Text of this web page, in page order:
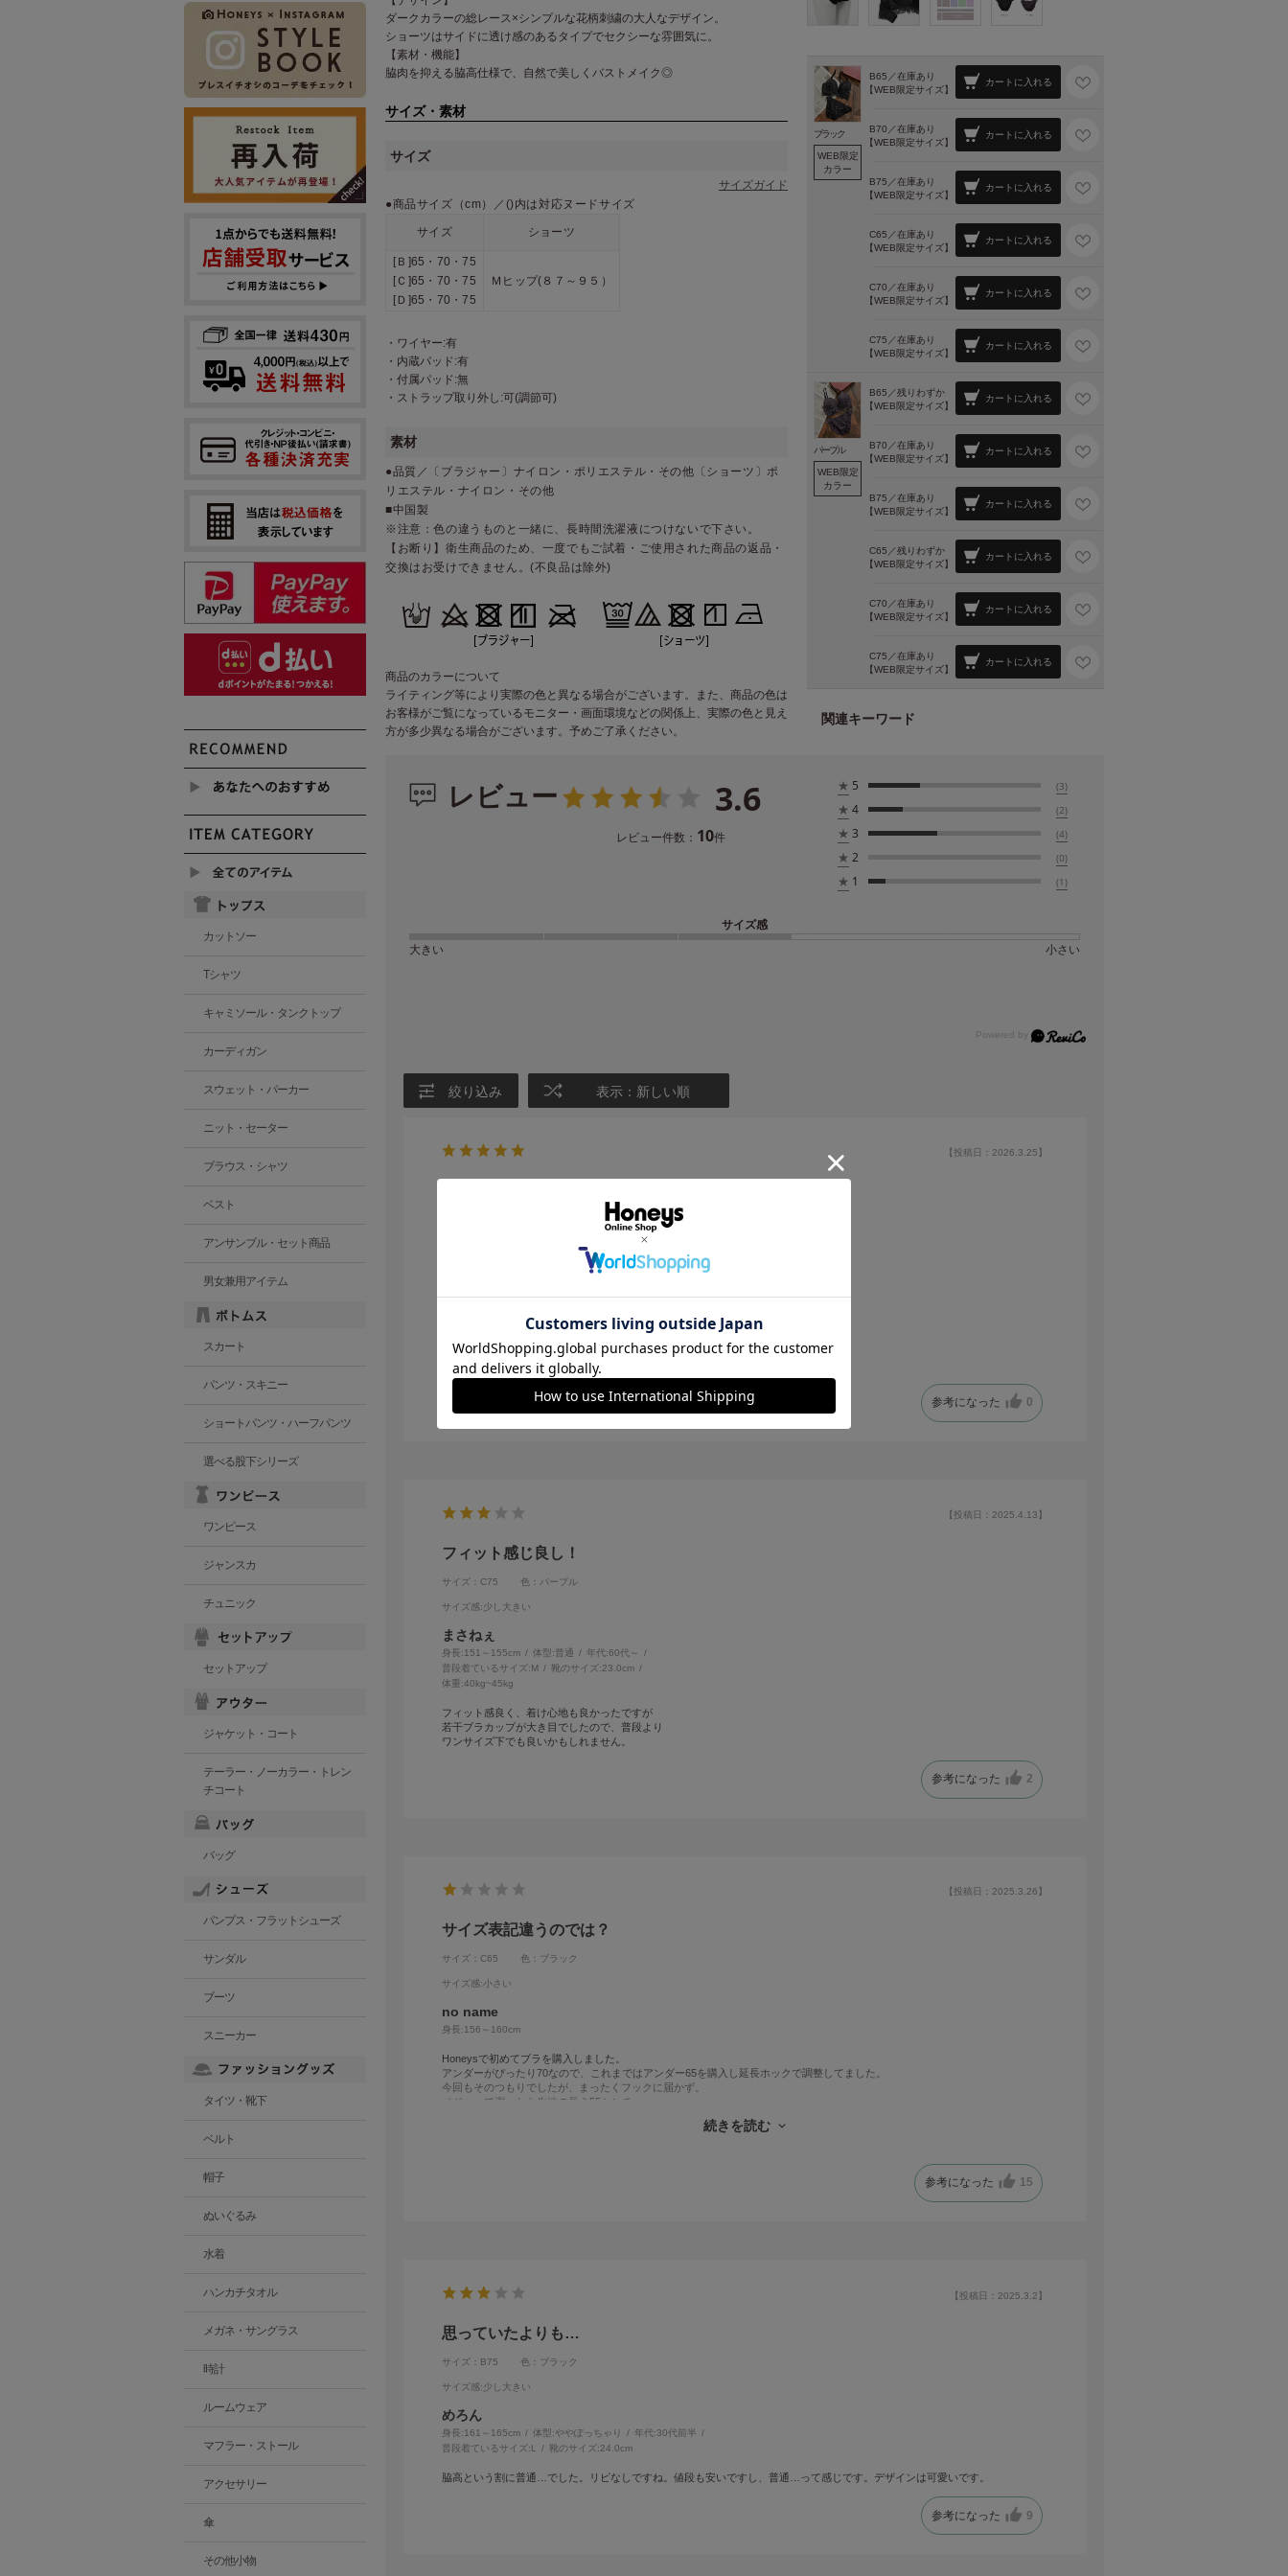
ダークカラーの総レース×シンプルな花柄刺繍の大人なデザイン。
ショーツはサイドに透け感のあるタイプでセクシーな雰囲気に。
【素材・機能】
脇肉を抑える脇高仕様で、自然で美しくバストメイク◎
サイズ・素材
サイズ
サイズガイド
●商品サイズ（cm）／()内は対応ヌードサイズ
サイズ ショーツ
[Ｂ]65・70・75
[Ｃ]65・70・75
[Ｄ]65・70・75
Ｍヒップ(８７～９５）
・ワイヤー:有
・内蔵パッド:有
・付属パッド:無
・ストラップ取り外し:可(調節可)
素材
●品質／〔ブラジャー〕ナイロン・ポリエステル・その他〔ショーツ〕ポ
リエステル・ナイロン・その他
■中国製
※注意：色の違うものと一緒に、長時間洗濯液につけないで下さい。
【お断り】衛生商品のため、一度でもご試着・ご使用された商品の返品・
交換はお受けできません。(不良品は除外)
商品のカラーについて
ライティング等により実際の色と異なる場合がございます。また、商品の色は
お客様がご覧になっているモニター・画面環境などの関係上、実際の色と見え
方が多少異なる場合がございます。予めご了承ください。
ブラック
WEB限定
カラー
B65／在庫あり
【WEB限定サイズ】
カートに入れる
B70／在庫あり
【WEB限定サイズ】
カートに入れる
B75／在庫あり
【WEB限定サイズ】
カートに入れる
C65／在庫あり
【WEB限定サイズ】
カートに入れる
C70／在庫あり
【WEB限定サイズ】
カートに入れる
C75／在庫あり
【WEB限定サイズ】
カートに入れる
パープル
WEB限定
カラー
B65／残りわずか
【WEB限定サイズ】
カートに入れる
B70／在庫あり
【WEB限定サイズ】
カートに入れる
B75／在庫あり
【WEB限定サイズ】
カートに入れる
C65／残りわずか
【WEB限定サイズ】
カートに入れる
C70／在庫あり
【WEB限定サイズ】
カートに入れる
C75／在庫あり
【WEB限定サイズ】
カートに入れる
関連キーワード
レビュー 3.6
レビュー件数： 10件
★ 5 (3)
★ 4 (2)
★ 3 (4)
★ 2 (0)
★ 1 (1)
サイズ感
大きい
小さい
絞り込み 表示：新しい順
【投稿日：2026.3.25】
このコスパにお店の皆
様の努力の結果だと思っていますよ。ありがとうございます^_^
参考になった 0
【投稿日：2025.4.13】
フィット感じ良し！
サイズ：C75 色：パープル
サイズ感:少し大きい
まさねぇ
身長:151～155cm 体型: 普通 年代:60代～
普段着ているサイズ:M 靴のサイズ:23.0cm
体重:40kg~45kg
フィット感良く、着け心地も良かったですが
若干ブラカップが大き目でしたので、普段より
ワンサイズ下でも良いかもしれません。
参考になった 2
【投稿日：2025.3.26】
サイズ表記違うのでは？
サイズ：C65 色：ブラック
サイズ感:小さい
no name
身長:156～160cm
Honeysで初めてブラを購入しました。
アンダーがぴったり70なので、これまではアンダー65を購入し延長ホックで調整してました。
今回もそのつもりでしたが、まったくフックに届かず。
メジャーで測ったら生地の長さ55センチ。
私がサイズ表記を見落としていたのかとネットのページを見ましたが、どこにもありません。
続きを読む
参考になった 15
【投稿日：2025.3.2】
思っていたよりも…
サイズ：B75 色：ブラック
サイズ感:少し大きい
めろん
身長:161～165cm 体型:ぽっちゃり 年代:30代前半
普段着ているサイズ:L 靴のサイズ:24.0cm
脇高という割に普通…でした。リピなしですね。値段も安いですし、普通…って感じです。デザインは可愛いです。
参考になった 9
カットソー
Tシャツ
キャミソール・タンクトップ
カーディガン
スウェット・パーカー
ニット・セーター
ブラウス・シャツ
ベスト
アンサンブル・セット商品
男女兼用アイテム
スカート
パンツ・スキニー
ショートパンツ・ハーフパンツ
選べる股下シリーズ
ワンピース
ジャンスカ
チュニック
セットアップ
ジャケット・コート
テーラー・ノーカラー・トレン
チコート
バッグ
パンプス・フラットシューズ
サンダル
ブーツ
スニーカー
タイツ・靴下
ベルト
帽子
ぬいぐるみ
水着
ハンカチタオル
メガネ・サングラス
時計
ルームウェア
マフラー・ストール
アクセサリー
傘
その他小物